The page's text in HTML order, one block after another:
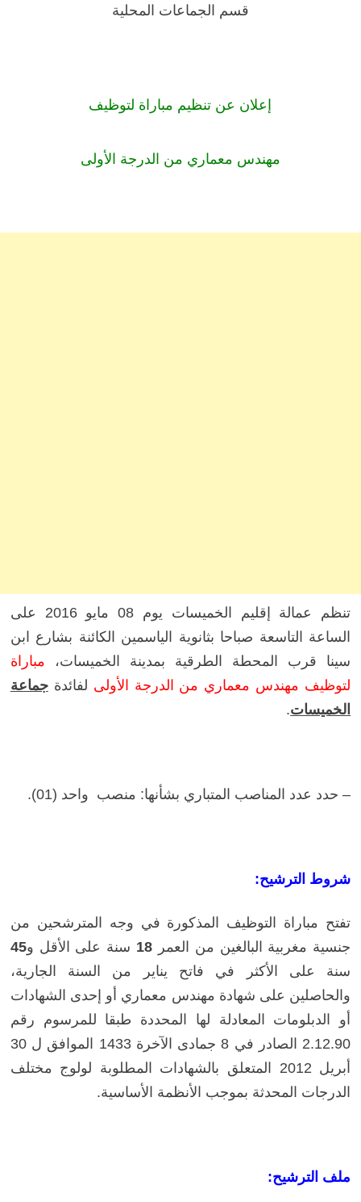
قسم الجماعات المحلية
إعلان عن تنظيم مباراة لتوظيف
مهندس معماري من الدرجة الأولى
تنظم عمالة إقليم الخميسات يوم 08 مايو 2016 على
الساعة التاسعة صباحا بثانوية الياسمين الكائنة بشارع ابن
سينا قرب المحطة الطرقية بمدينة الخميسات، مباراة
لتوظيف مهندس معماري من الدرجة الأولى لفائدةجماعة
الخميسات.
– حدد عدد المناصب المتباري بشأنها: منصب واحد (01).
شروط الترشيح:
تفتح مباراة التوظيف المذكورة في وجه المترشحين من
جنسية مغربية البالغين من العمر
سنة على الأقل و45
سنة على الأكثر في فاتح يناير من السنة الجارية،
والحاصلين على شهادة مهندس معماري أو إحدى الشهادات
أو الدبلومات المعادلة لها المحددة طبقا للمرسوم رقم
2.12.90 الصادر في 8 جمادى الآخرة 1433 الموافق ل 30
أبريل 2012 المتعلق بالشهادات المطلوبة لولوج مختلف
الدرجات المحدثة بموجب الأنظمة الأساسية.
ملف الترشيح: